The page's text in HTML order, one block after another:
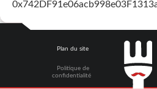
Plan du site
Politique de
confidentialité